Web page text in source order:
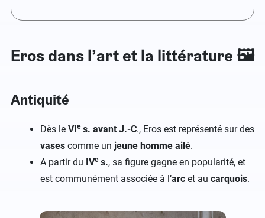
Eros dans l’art et la littérature 🖼️
Antiquité
Dès le VIes. avant J.-C., Eros est représenté sur des
vases comme un jeune homme ailé.
A partir du IVes., sa figure gagne en popularité, et
est communément associée à l’arc et au carquois.